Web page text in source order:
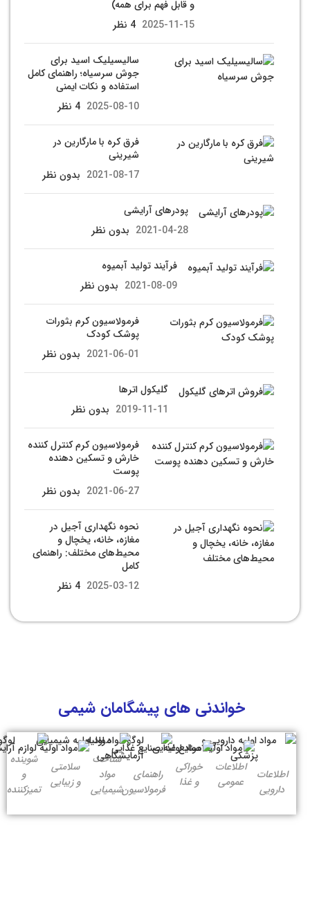
و قابل فهم برای همه)
2025-11-15 4 نظر
سالیسیلیک اسید برای
جوش سرسیاه؛ راهنمای کامل
استفاده و نکات ایمنی
2025-08-10 4 نظر
فرق کره با مارگارین در
شیرینی
2021-08-17 بدون نظر
پودرهای آرایشی
2021-04-28 بدون نظر
فرآیند تولید آبمیوه
2021-08-09 بدون نظر
فرمولاسیون کرم بثورات
پوشک کودک
2021-06-01 بدون نظر
گلیکول اترها
2019-11-11 بدون نظر
فرمولاسیون کرم کنترل کننده
خارش و تسکین دهنده
پوست
2021-06-27 بدون نظر
نحوه نگهداری آجیل در
مغازه، خانه، یخچال و
محیط‌های مختلف: راهنمای
کامل
2025-03-12 4 نظر
خواندنی های پیشگامان شیمی
اطلاعات
دارویی
اطلاعات
عمومی
خوراکی
و غذا
راهنمای
فرمولاسیون
شناخت
مواد
شیمیایی
سلامتی
و زیبایی
شوینده
و
تمیزکننده